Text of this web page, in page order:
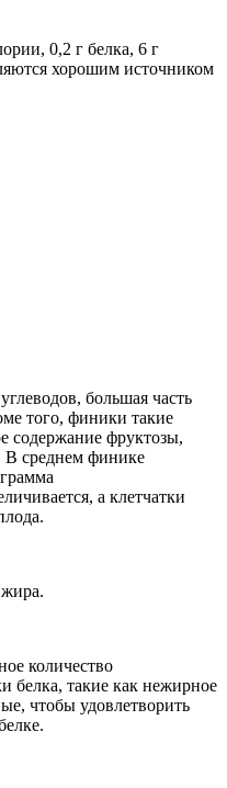
0,2 г белка, 6 г
хорошим источником
большая часть
того, финики такие
содержание фруктозы,
В среднем финике
а клетчатки
количество
белка, такие как нежирное
чтобы удовлетворить